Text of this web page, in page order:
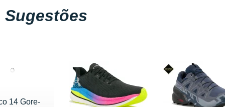
Sugestões
14 Gore-